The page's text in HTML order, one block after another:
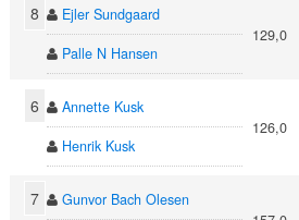
8
Ejler Sundgaard
Palle N Hansen
129,0
6
Annette Kusk
Henrik Kusk
126,0
7
Gunvor Bach Olesen